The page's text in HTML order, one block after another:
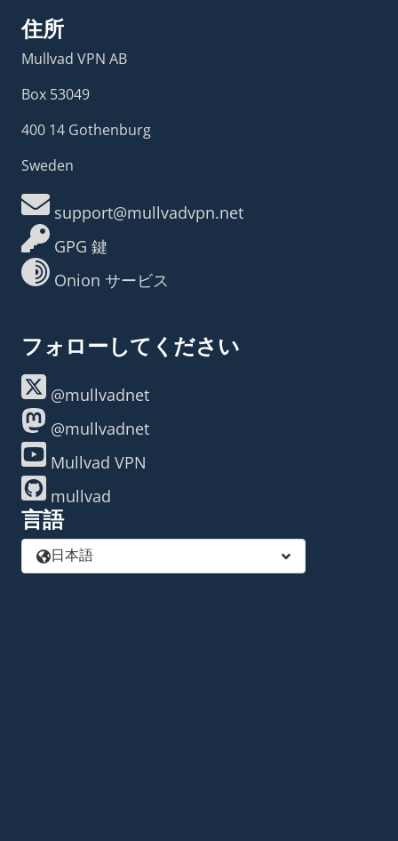
住所
Mullvad VPN AB
Box 53049
400 14 Gothenburg
Sweden
support@mullvadvpn.net
GPG 鍵
Onion サービス
フォローしてください
@mullvadnet
@mullvadnet
Mullvad VPN
mullvad
言語
日本語